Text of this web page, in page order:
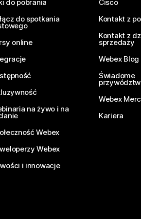
do pobrania
do spotkania
online
na żywo i na
Webex
Webex
i innowacje
Cisco
Kontakt z
Kontakt z
sprzedaży
Webex Blog
Świadome
Webex
Kariera